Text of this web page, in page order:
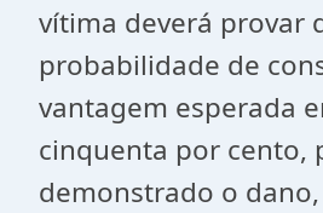
vítima deverá provar
probabilidade de
vantagem esperada
cinquenta por cento,
demonstrado o